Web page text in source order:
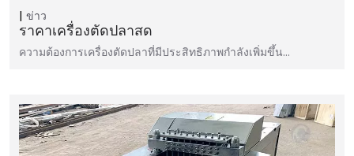
ข่าว
ราคาเครื่องตัดปลาสด
ความต้องการเครื่องตัดปลาที่มีประสิทธิภาพกำลังเพิ่มขึ้น…